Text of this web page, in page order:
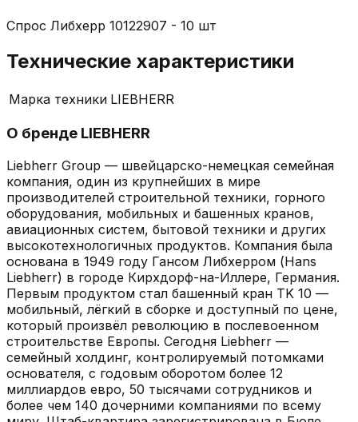
Спрос Либхерр 10122907 - 10 шт
Технические характеристики
Марка техники LIEBHERR
О бренде LIEBHERR
Liebherr Group — швейцарско-немецкая семейная
компания, один из крупнейших в мире
производителей строительной техники, горного
оборудования, мобильных и башенных кранов,
авиационных систем, бытовой техники и других
высокотехнологичных продуктов. Компания была
основана в 1949 году Гансом Либхерром (Hans
Liebherr) в городе Кирхдорф-на-Иллере, Германия.
Первым продуктом стал башенный кран TK 10 —
мобильный, лёгкий в сборке и доступный по цене,
который произвёл революцию в послевоенном
строительстве Европы. Сегодня Liebherr —
семейный холдинг, контролируемый потомками
основателя, с годовым оборотом более 12
миллиардов евро, 50 тысячами сотрудников и
более чем 140 дочерними компаниями по всему